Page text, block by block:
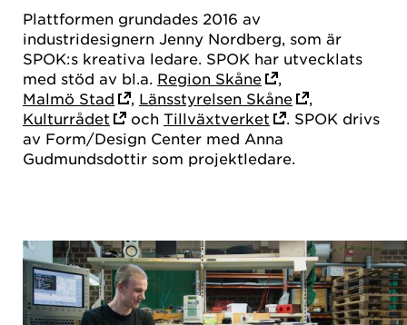
Plattformen grundades 2016 av
industridesignern Jenny Nordberg, som är
SPOK:s kreativa ledare. SPOK har utvecklats
med stöd av bl.a. Region Skåne
,
Malmö Stad
, Länsstyrelsen Skåne
,
Kulturrådet
och Tillväxtverket
. SPOK drivs
av Form/Design Center med Anna
Gudmundsdottir som projektledare.